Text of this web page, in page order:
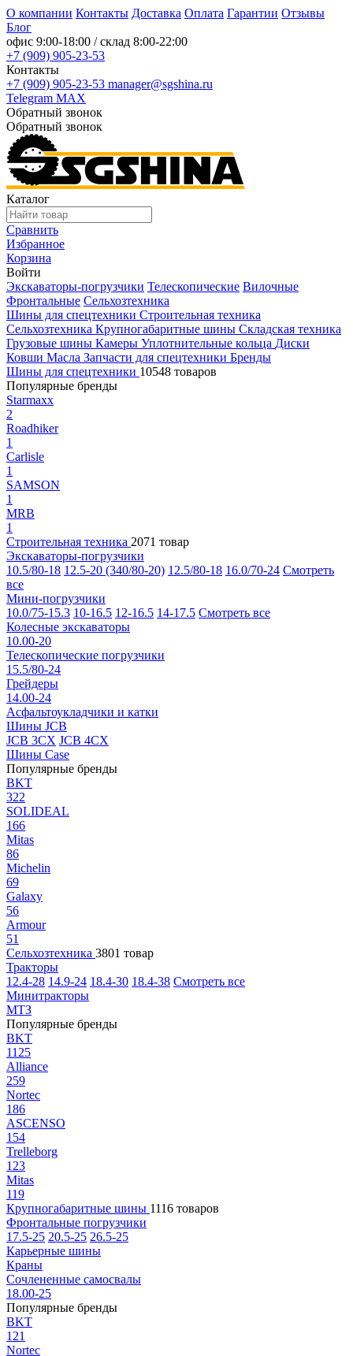
О компании Контакты Доставка Оплата Гарантии Отзывы
Блог
офис 9:00-18:00 / склад 8:00-22:00
+7 (909) 905-23-53
Контакты
+7 (909) 905-23-53 manager@sgshina.ru
Telegram MAX
Обратный звонок
Обратный звонок
Каталог
Сравнить
Избранное
Корзина
Войти
Экскаваторы-погрузчики Телескопические Вилочные
Фронтальные Сельхозтехника
Шины для спецтехники Строительная техника
Сельхозтехника Крупногабаритные шины Складская техника
Грузовые шины Камеры Уплотнительные кольца Диски
Ковши Масла Запчасти для спецтехники Бренды
Шины для спецтехники 10548 товаров
Популярные бренды
Starmaxx
2
Roadhiker
1
Carlisle
1
SAMSON
1
MRB
1
Строительная техника 2071 товар
Экскаваторы-погрузчики
10.5/80-18 12.5-20 (340/80-20) 12.5/80-18 16.0/70-24 Смотреть
все
Мини-погрузчики
10.0/75-15.3 10-16.5 12-16.5 14-17.5 Смотреть все
Колесные экскаваторы
10.00-20
Телескопические погрузчики
15.5/80-24
Грейдеры
14.00-24
Асфальтоукладчики и катки
Шины JCB
JCB 3CX JCB 4CX
Шины Case
Популярные бренды
BKT
322
SOLIDEAL
166
Mitas
86
Michelin
69
Galaxy
56
Armour
51
Сельхозтехника 3801 товар
Тракторы
12.4-28 14.9-24 18.4-30 18.4-38 Смотреть все
Минитракторы
МТЗ
Популярные бренды
BKT
1125
Alliance
259
Nortec
186
ASCENSO
154
Trelleborg
123
Mitas
119
Крупногабаритные шины 1116 товаров
Фронтальные погрузчики
17.5-25 20.5-25 26.5-25
Карьерные шины
Краны
Сочлененные самосвалы
18.00-25
Популярные бренды
BKT
121
Nortec